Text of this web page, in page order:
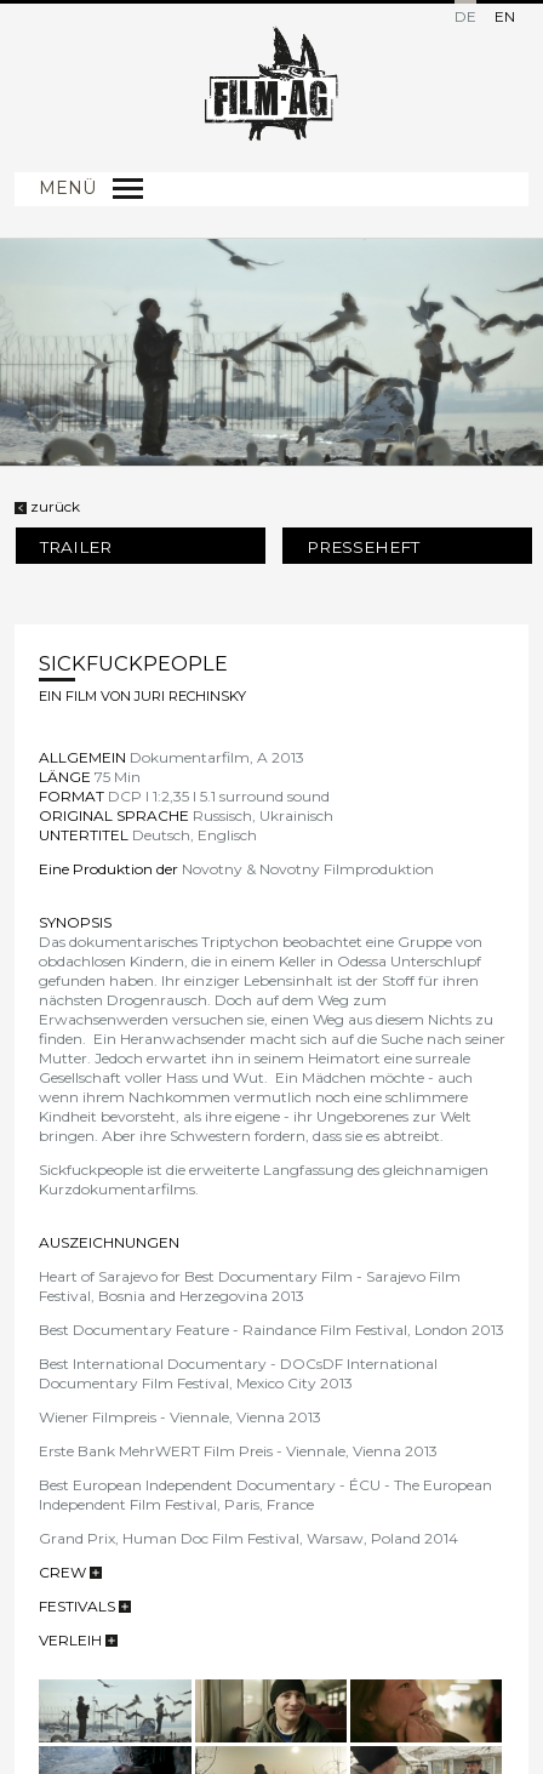
DE EN
MENÜ
zurück
TRAILER PRESSEHEFT
SICKFUCKPEOPLE
EIN FILM VON JURI RECHINSKY
ALLGEMEIN Dokumentarfilm, A 2013
LÄNGE 75 Min
FORMAT DCP I 1:2,35 I 5.1 surround sound
ORIGINAL SPRACHE Russisch, Ukrainisch
UNTERTITEL Deutsch, Englisch
Eine Produktion der Novotny & Novotny Filmproduktion
SYNOPSIS
Das dokumentarisches Triptychon beobachtet eine Gruppe von
obdachlosen Kindern, die in einem Keller in Odessa Unterschlupf
gefunden haben. Ihr einziger Lebensinhalt ist der Stoff für ihren
nächsten Drogenrausch. Doch auf dem Weg zum
Erwachsenwerden versuchen sie, einen Weg aus diesem Nichts zu
finden. Ein Heranwachsender macht sich auf die Suche nach seiner
Mutter. Jedoch erwartet ihn in seinem Heimatort eine surreale
Gesellschaft voller Hass und Wut. Ein Mädchen möchte - auch
wenn ihrem Nachkommen vermutlich noch eine schlimmere
Kindheit bevorsteht, als ihre eigene - ihr Ungeborenes zur Welt
bringen. Aber ihre Schwestern fordern, dass sie es abtreibt.
Sickfuckpeople ist die erweiterte Langfassung des gleichnamigen
Kurzdokumentarfilms.
AUSZEICHNUNGEN
Heart of Sarajevo for Best Documentary Film - Sarajevo Film
Festival, Bosnia and Herzegovina 2013
Best Documentary Feature - Raindance Film Festival, London 2013
Best International Documentary - DOCsDF International
Documentary Film Festival, Mexico City 2013
Wiener Filmpreis - Viennale, Vienna 2013
Erste Bank MehrWERT Film Preis - Viennale, Vienna 2013
Best European Independent Documentary - ÉCU - The European
Independent Film Festival, Paris, France
Grand Prix, Human Doc Film Festival, Warsaw, Poland 2014
CREW
FESTIVALS
VERLEIH